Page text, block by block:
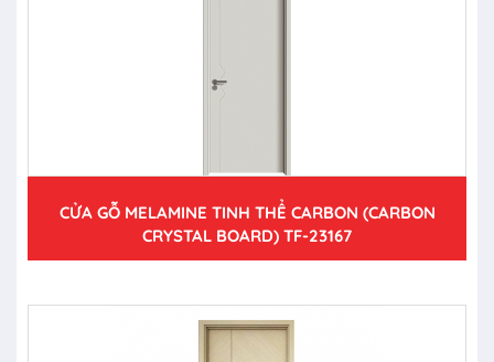
CỬA GỖ MELAMINE TINH THỂ CARBON (CARBON
CRYSTAL BOARD) TF-23167